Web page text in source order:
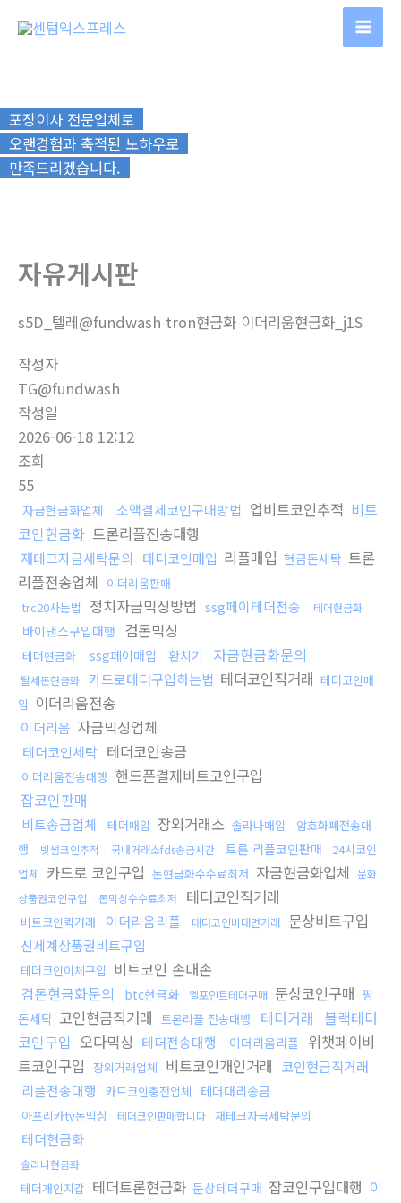
건
너
뛰
기
포장이사 전문업체로
오랜경험과 축적된 노하우로
만족드리겠습니다.
자유게시판
s5D_텔레@fundwash tron현금화 이더리움현금화_j1S
작성자
TG@fundwash
작성일
2026-06-18 12:12
조회
55
자금현금화업체 소액결제코인구매방법 업비트코인추적 비트
코인현금화 트론리플전송대행
재테크자금세탁문의 테더코인매입 리플매입 현금돈세탁 트론
리플전송업체
이더리움판매
trc20사는법
정치자금믹싱방법 ssg페이테더전송 테더현금화
바이낸스구입대행 검돈믹싱
테더현금화 ssg페이매입 환치기 자금현금화문의
탈세돈현금화 카드로테더구입하는법 테더코인직거래 테더코인매
입 이더리움전송
이더리움 자금믹싱업체
테더코인세탁 테더코인송금
이더리움전송대행 핸드폰결제비트코인구입
잡코인판매
비트송금업체 테더매입 장외거래소 솔라나매입
암호화폐전송대
행
빗썸코인추적 국내거래소fds송금시간 트론 리플코인판매
24시코인
업체 카드로 코인구입 돈현금화수수료최저 자금현금화업체 문화
상품권코인구입
돈믹싱수수료최저 테더코인직거래
비트코인퀵거래 이더리움리플 테더코인비대면거래 문상비트구입
신세계상품권비트구입
테더코인이체구입 비트코인 손대손
검돈현금화문의
btc현금화 엘포인트테더구매 문상코인구매 핑
돈세탁 코인현금직거래 트론리플 전송대행 테더거래 블랙테더
코인구입 오다믹싱 테더전송대행 이더리움리플 위챗페이비
트코인구입
장외거래업체 비트코인개인거래 코인현금직거래
리플전송대행
카드코인충전업체 테더대리송금
아프리카tv돈믹싱 테더코인판매합니다 재테크자금세탁문의
테더현금화
솔라나현금화
테더개인지갑 테더트론현금화 문상테더구매 잡코인구입대행 이